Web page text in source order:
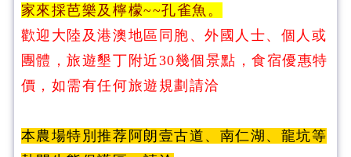
家來採芭樂及檸檬~~孔雀魚。
歡迎大陸及港澳地區同胞、外國人士、個人或
團體，旅遊墾丁附近30幾個景點，食宿優惠特
價，如需有任何旅遊規劃請洽
本農場特別推荐阿朗壹古道、南仁湖、龍坑等